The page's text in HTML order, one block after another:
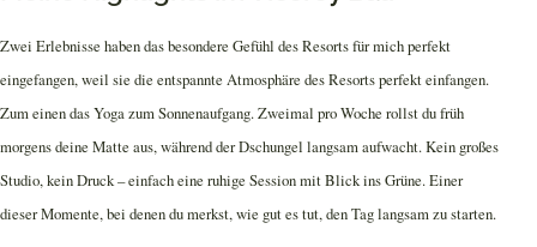
Zwei Erlebnisse haben das besondere Gefühl des Resorts für mich perfekt
eingefangen, weil sie die entspannte Atmosphäre des Resorts perfekt einfangen.
Zum einen das Yoga zum Sonnenaufgang. Zweimal pro Woche rollst du früh
morgens deine Matte aus, während der Dschungel langsam aufwacht. Kein großes
Studio, kein Druck – einfach eine ruhige Session mit Blick ins Grüne. Einer
dieser Momente, bei denen du merkst, wie gut es tut, den Tag langsam zu starten.